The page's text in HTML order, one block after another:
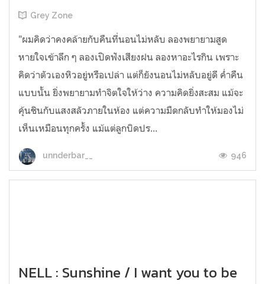
Grey Zone
"ผมคิดว่าคงคล้ายกับคืนที่นอนไม่หลับ ลองพยายามสูด
หายใจเข้าลึก ๆ ลองเปิดฟังเสียงฝน ลองหาอะไรกิน เพราะ
คิดว่าตัวเองหิวอยู่หรือเปล่า แต่ก็ยังนอนไม่หลับอยู่ดี ค่ำคืน
แบบนั้น ยิ่งพยายามทำจิตใจให้ว่าง ความคิดยิ่งสะสม แม้จะ
คุ้นชินกับแสงสลัวภายในห้อง แต่ความมืดกลับทำให้มองไม่
เห็นเหมือนทุกครั้ง แม้แต่ลูกบิดปร...
unnderbar__ 946
NELL : Sunshine / I want you to be